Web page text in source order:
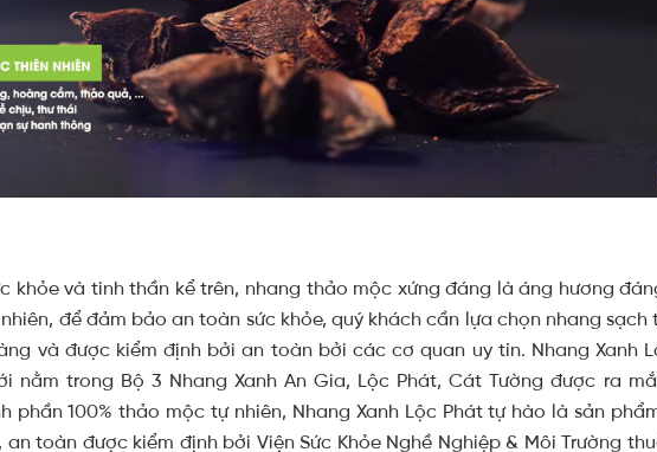
khỏe và tinh thần kể trên, nhang thảo mộc xứng đáng là áng hương
để đảm bảo an toàn sức khỏe, quý khách cần lựa chọn nhang
và được kiểm định bởi an toàn bởi các cơ quan uy tín. Nhang Xanh
nằm trong Bộ 3 Nhang Xanh An Gia, Lộc Phát, Cát Tường được ra
phần 100% thảo mộc tự nhiên, Nhang Xanh Lộc Phát tự hào là sản
toàn được kiểm định bởi Viện Sức Khỏe Nghề Nghiệp & Môi Trường